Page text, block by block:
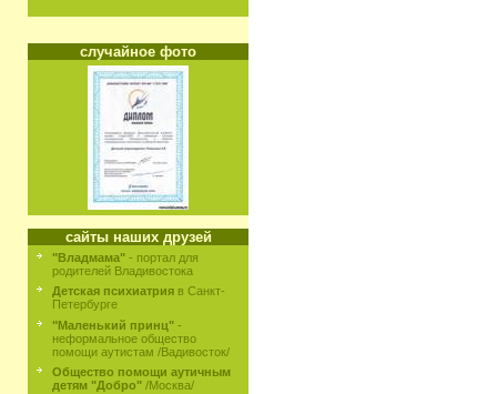
случайное фото
сайты наших друзей
"Владмама" - портал для
родителей Владивостока
Детская психиатрия в Санкт-
Петербурге
"Маленький принц" -
неформальное общество
помощи аутистам /Вадивосток/
Общество помощи аутичным
детям "Добро" /Москва/